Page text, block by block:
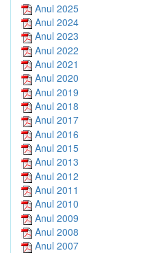
Anul 2025
Anul 2024
Anul 2023
Anul 2022
Anul 2021
Anul 2020
Anul 2019
Anul 2018
Anul 2017
Anul 2016
Anul 2015
Anul 2013
Anul 2012
Anul 2011
Anul 2010
Anul 2009
Anul 2008
Anul 2007